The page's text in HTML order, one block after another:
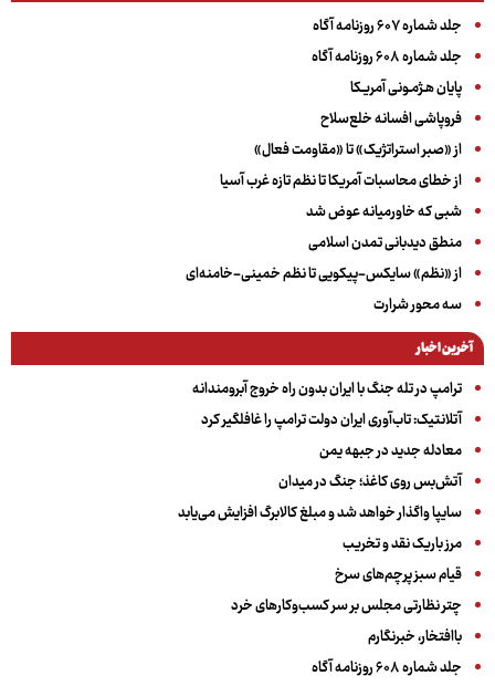
جلد شماره ۶۰۷ روزنامه آگاه
جلد شماره ۶۰۸ روزنامه آگاه
پایان هـژمـونی آمریـکا
فروپاشی افسانه خلع‌سلاح
از «صبر استراتژیک» تا «مقاومت فعال»
از خطای محاسبات آمریکا تا نظم تازه غرب آسیا
شبی که خاورمیانه عوض شد
منطق دیدبانی تمدن اسلامی
از «نظم» سایکس-پیکویی تا نظم خمینی-خامنه‌ای
سه‌ محور شرارت
آخرین اخبار
ترامپ در تله جنگ با ایران بدون راه خروج آبرومندانه
آتلانتیک: تاب‌آوری ایران دولت ترامپ را غافلگیر کرد
معادله جدید در جبهه یمن
آتش‌بس روی کاغذ؛ جنگ در میدان
سایپا واگذار خواهد شد و مبلغ کالابرگ افزایش می‌یابد
مرز باریک نقد و تخریب
قیام سبز پرچم‌های سرخ
چتر نظارتی مجلس بر سر کسب‌وکارهای خرد
باافتخار، خبرنگارم
جلد شماره ۶۰۸ روزنامه آگاه